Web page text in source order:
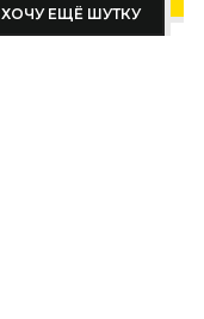
ХОЧУ ЕЩЁ ШУТКУ